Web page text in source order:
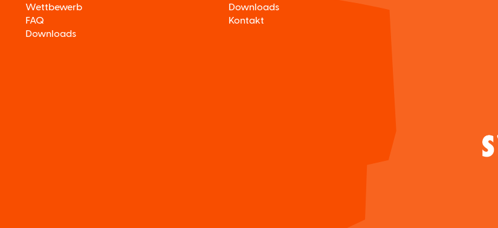
Wettbewerb
FAQ
Downloads
Downloads
Kontakt